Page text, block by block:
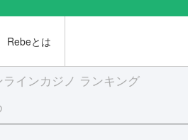
Rebeとは
ラインカジノ ランキング